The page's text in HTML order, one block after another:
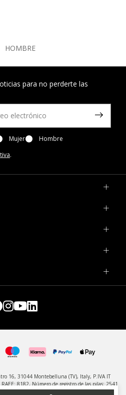
HOMBRE
para no perderte las
Mujer
Hombre
.
16, 31044 Montebelluna (TV), Italy, P.IVA IT
8182, Número de registro de las pilas: 2541
derechos reservados